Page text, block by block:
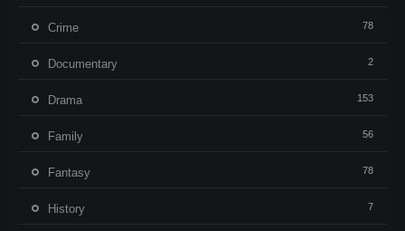
Crime 78
Documentary 2
Drama 153
Family 56
Fantasy 78
History 7